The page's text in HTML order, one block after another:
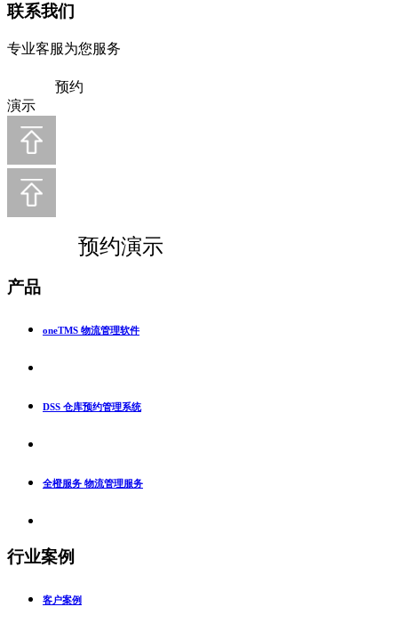
联系我们
专业客服为您服务
预约
演示
预约演示
产品
oneTMS 物流管理软件
DSS 仓库预约管理系统
全橙服务 物流管理服务
行业案例
客户案例